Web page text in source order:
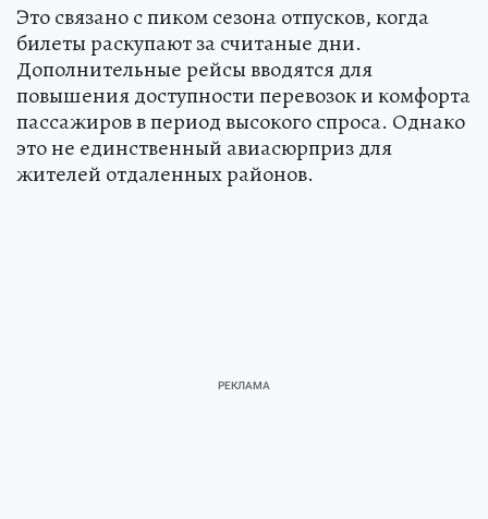
Это связано с пиком сезона отпусков, когда
билеты раскупают за считаные дни.
Дополнительные рейсы вводятся для
повышения доступности перевозок и комфорта
пассажиров в период высокого спроса. Однако
это не единственный авиасюрприз для
жителей отдаленных районов.